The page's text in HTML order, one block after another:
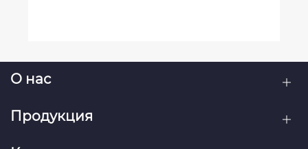
О нас
Продукция